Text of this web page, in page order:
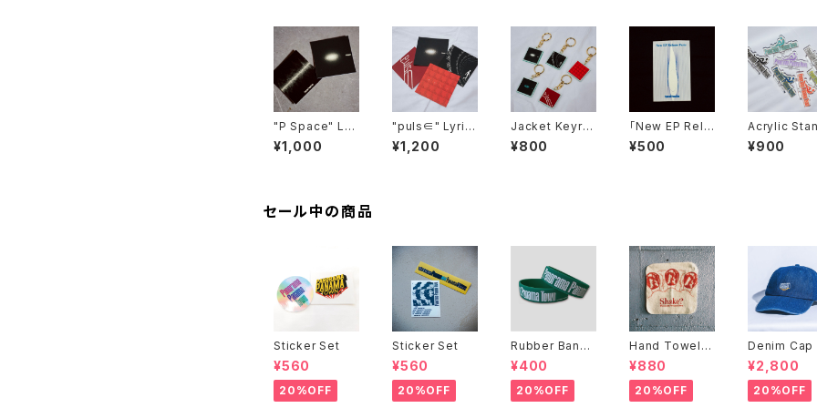
"P Space" Lu
minous Sticke
r Set
¥1,000
"puls∈" Lyric
Postcard Set
¥1,200
Jacket Keyrin
g ver.2 (Rand
om)
¥800
「New EP Rele
ase Party」Pas
s Sticker (無記
¥500
Acrylic
(Random)
¥900
セール中の商品
Sticker Set
¥560
20%OFF
Sticker Set
¥560
20%OFF
Rubber Band
＜LOGO＞
¥400
20%OFF
Hand Towel＜
Shake? ＞
¥880
20%OFF
Denim Cap
¥2,800
20%OFF